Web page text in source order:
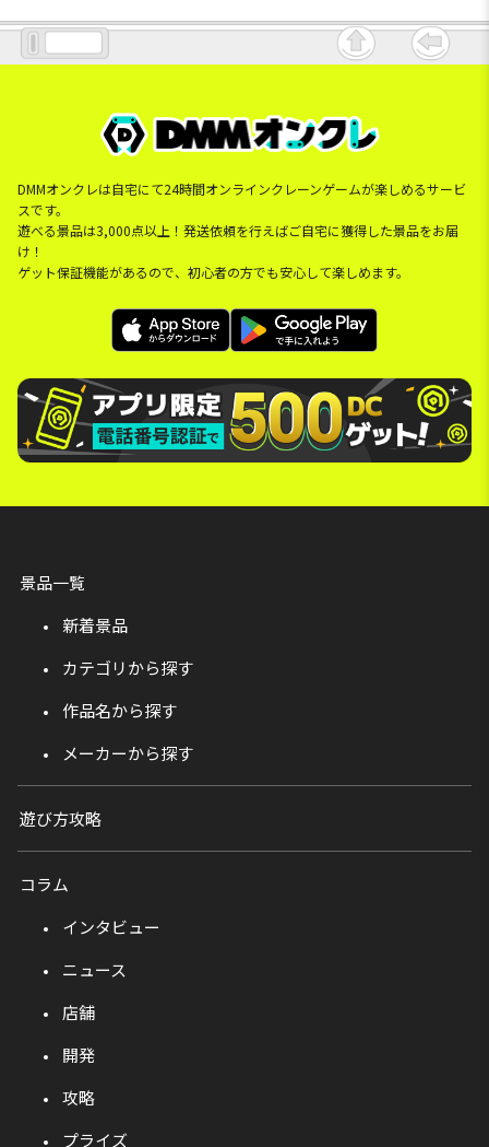
DMMオンクレは自宅にて24時間オンラインクレーンゲームが楽しめるサービ
スです。
遊べる景品は3,000点以上！発送依頼を行えばご自宅に獲得した景品をお届
け！
ゲット保証機能があるので、初心者の方でも安心して楽しめます。
景品一覧
新着景品
カテゴリから探す
作品名から探す
メーカーから探す
遊び方攻略
コラム
インタビュー
ニュース
店舗
開発
攻略
プライズ